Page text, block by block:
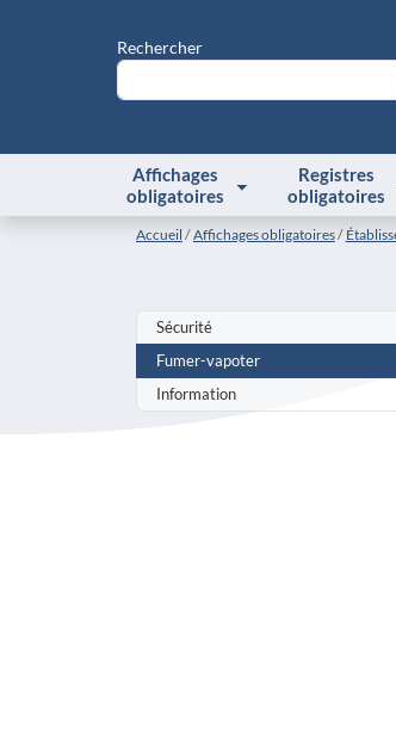
Rechercher
Affichages
obligatoires
Registres
obligatoires
Accueil Affichages obligatoires
Sécurité
Fumer-vapoter
Information